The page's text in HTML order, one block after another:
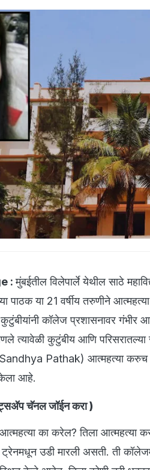
:मुंबईतील विलेपार्ले येथील साठे
पाठक या 21 वर्षीय तरुणीने
कॉलेज प्रशासनावर गंभीर
त्यावेळी कुटुंबीय आणि
(Sandhya Pathak) आत्महत्या करुच
केला आहे.
चॅनल जॉईन करा)
का करेल? तिला आत्महत्या
उडी मारली असती. ती